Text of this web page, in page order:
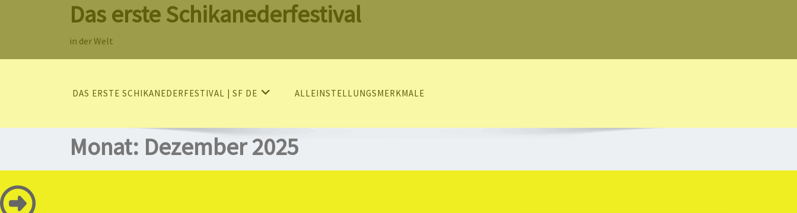
Das erste Schikanederfestival
in der Welt
DAS ERSTE SCHIKANEDERFESTIVAL | SF DE ALLEINSTELLUNGSMERKMALE
Monat: Dezember 2025